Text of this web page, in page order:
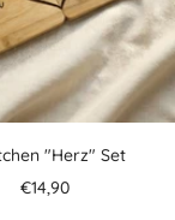
"Herz" Set
Angebotspreis
€14,90